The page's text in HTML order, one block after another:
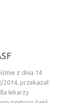
z dnia 14
2014, przekazał
lekarzy